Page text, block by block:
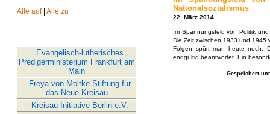
Alle auf| Alle zu
Evangelisch-lutherisches
Predigerministerium Frankfurt am
Main
Freya von Moltke-Stiftung für
das Neue Kreisau
Kreisau-Initiative Berlin e.V.
Nationalsozialismus
22. März 2014
Im Spannungsfeld von Politik
Die Zeit zwischen 1933 und 1945
Folgen spürt man heute noch.
endgültig beantwortet. Ein
Gespeichert